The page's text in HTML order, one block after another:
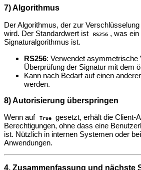
7) Algorithmus
Der Algorithmus, der zur
wird. Der Standardwert ist
RS256 , was
Signaturalgorithmus ist.
RS256: Verwendet asymmetrische
Überprüfung der Signatur mit dem
Kann nach Bedarf auf einen
werden.
8) Autorisierung überspringen
Wenn auf
True
gesetzt, erhält die Client-
Berechtigungen, ohne dass eine
ist. Nützlich in internen Systemen oder
Anwendungen.
4. Zusammenfassung und nächste